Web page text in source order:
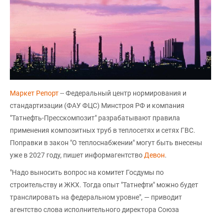
Маркет Репорт-- Федеральный центр нормирования и
стандартизации (ФАУ ФЦС) Минстроя РФ и компания
"Татнефть-Пресскомпозит" разрабатывают правила
применения композитных труб в теплосетях и сетях ГВС.
Поправки в закон "О теплоснабжении" могут быть внесены
уже в 2027 году, пишет информагентство Девон.
"Надо выносить вопрос на комитет Госдумы по
строительству и ЖКХ. Тогда опыт "Татнефти" можно будет
транслировать на федеральном уровне", — приводит
агентство слова исполнительного директора Союза